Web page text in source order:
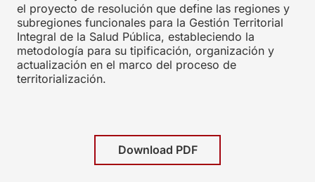
el proyecto de resolución que define las regiones y
subregiones funcionales para la Gestión Territorial
Integral de la Salud Pública, estableciendo la
metodología para su tipificación, organización y
actualización en el marco del proceso de
territorialización.
Download PDF